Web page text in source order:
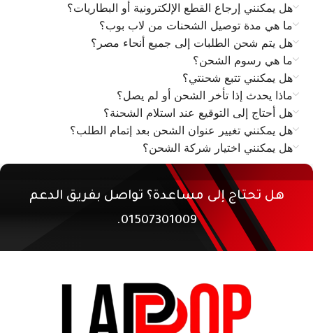
هل يمكنني إرجاع القطع الإلكترونية أو البطاريات؟
ما هي مدة توصيل الشحنات من لاب بوب؟
هل يتم شحن الطلبات إلى جميع أنحاء مصر؟
ما هي رسوم الشحن؟
هل يمكنني تتبع شحنتي؟
ماذا يحدث إذا تأخر الشحن أو لم يصل؟
هل أحتاج إلى التوقيع عند استلام الشحنة؟
هل يمكنني تغيير عنوان الشحن بعد إتمام الطلب؟
هل يمكنني اختيار شركة الشحن؟
هل تحتاج إلى مساعدة؟ تواصل بفريق الدعم
01507301009.